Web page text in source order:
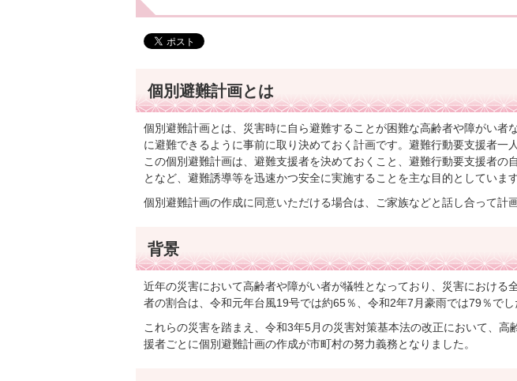
個別避難計画とは
個別避難計画とは、災害時に自ら避難することが困難な高齢者や障がい者
に避難できるように事前に取り決めておく計画です。避難行動要支援者一
この個別避難計画は、避難支援者を決めておくこと、避難行動要支援者の
となど、避難誘導等を迅速かつ安全に実施することを主な目的としています
個別避難計画の作成に同意いただける場合は、ご家族などと話し合って計
背景
近年の災害において高齢者や障がい者が犠牲となっており、災害における
者の割合は、令和元年台風19号では約65％、令和2年7月豪雨では79％でし
これらの災害を踏まえ、令和3年5月の災害対策基本法の改正において、高
援者ごとに個別避難計画の作成が市町村の努力義務となりました。